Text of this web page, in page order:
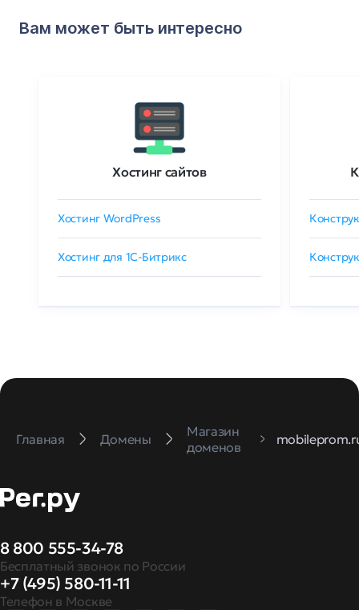
Вам может быть интересно
Хостинг сайтов
Хостинг WordPress
Хостинг для 1C-Битрикс
Главная Домены
Магазин
доменов
8 800 555-34-78
Бесплатный звонок по России
+7 (495) 580-11-11
Телефон в Москве